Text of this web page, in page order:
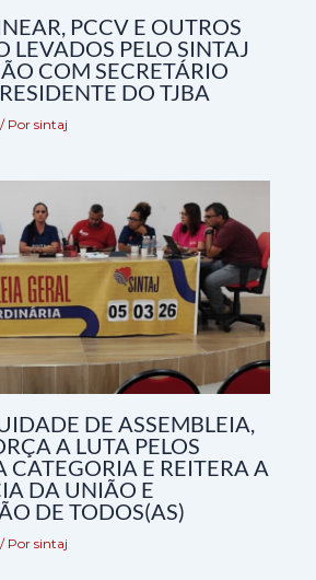
PCCV E OUTROS
LEVADOS PELO SINTAJ
COM SECRETÁRIO
DO TJBA
/ Por sintaj
DE ASSEMBLEIA,
A LUTA PELOS
CATEGORIA E REITERA A
DA UNIÃO E
DE TODOS(AS)
/ Por sintaj